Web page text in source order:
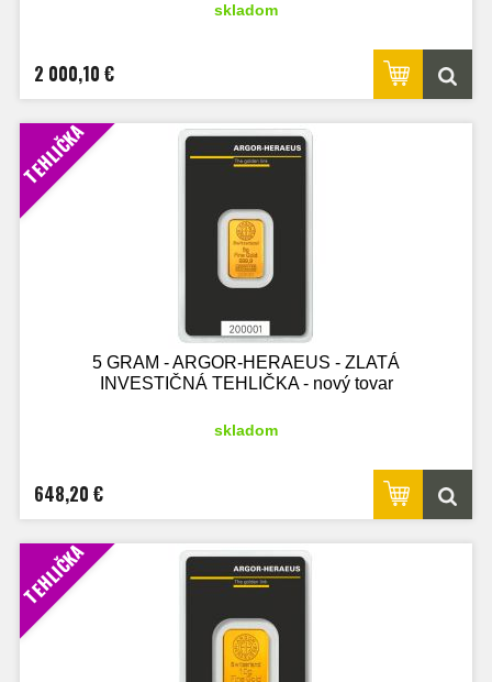
skladom
2 000,10 €
TEHLIČKA
5 GRAM - ARGOR-HERAEUS - ZLATÁ
INVESTIČNÁ TEHLIČKA - nový tovar
skladom
648,20 €
TEHLIČKA